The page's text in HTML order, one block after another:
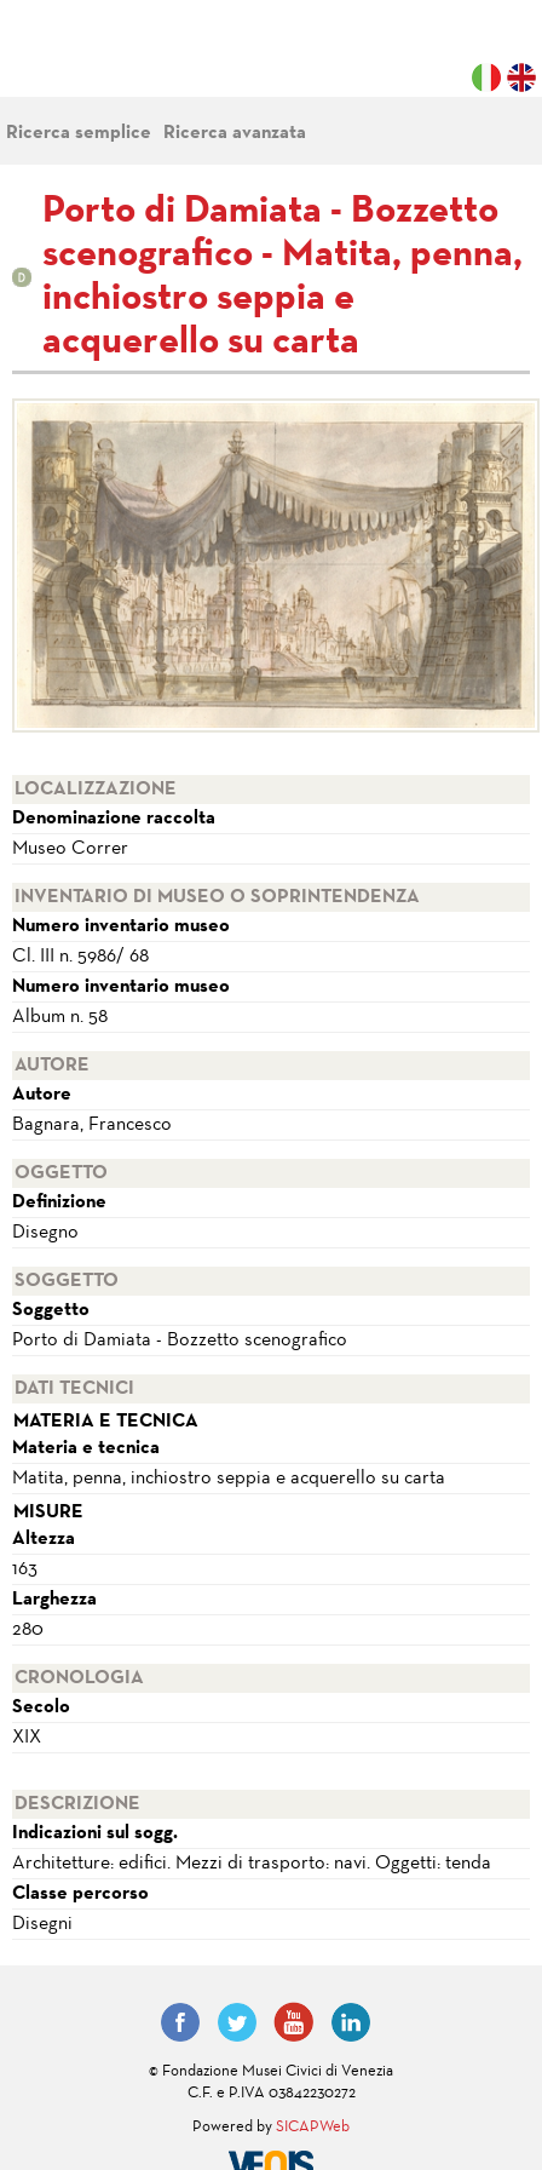
Ricerca semplice Ricerca avanzata
Porto di Damiata - Bozzetto
scenografico - Matita, penna,
inchiostro seppia e
acquerello su carta
LOCALIZZAZIONE
Denominazione raccolta
Museo Correr
INVENTARIO DI MUSEO O SOPRINTENDENZA
Numero inventario museo
Cl. III n. 5986/ 68
Numero inventario museo
Album n. 58
AUTORE
Autore
Bagnara, Francesco
OGGETTO
Definizione
Disegno
SOGGETTO
Soggetto
Porto di Damiata - Bozzetto scenografico
DATI TECNICI
MATERIA E TECNICA
Materia e tecnica
Matita, penna, inchiostro seppia e acquerello su carta
MISURE
Altezza
163
Larghezza
280
CRONOLOGIA
Secolo
XIX
DESCRIZIONE
Indicazioni sul sogg.
Architetture: edifici. Mezzi di trasporto: navi. Oggetti: tenda
Classe percorso
Disegni
© Fondazione Musei Civici di Venezia
C.F. e P.IVA 03842230272
Powered by SICAPWeb